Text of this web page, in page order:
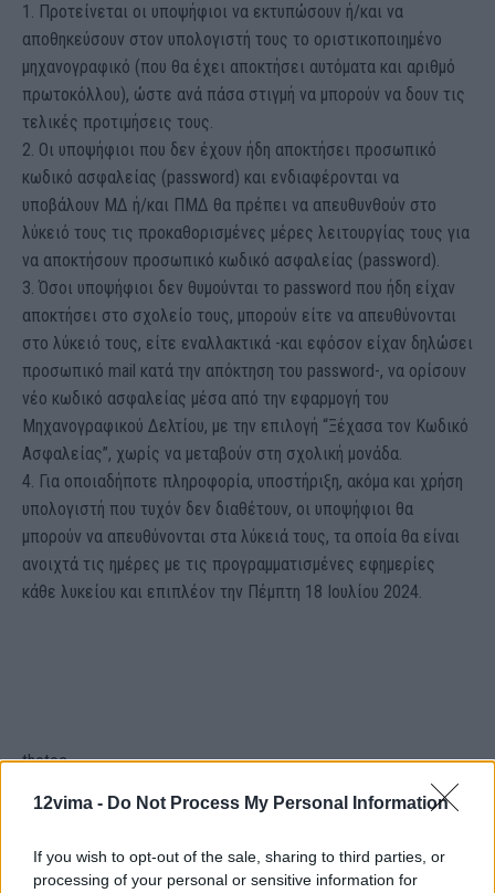
12vima - Do Not Process My Personal Information
If you wish to opt-out of the sale, sharing to third parties, or
processing of your personal or sensitive information for
1. Προτείνεται οι υποψήφιοι να εκτυπώσουν ή/και να
αποθηκεύσουν στον υπολογιστή τους το οριστικοποιημένο
μηχανογραφικό (που θα έχει αποκτήσει αυτόματα και αριθμό
πρωτοκόλλου), ώστε ανά πάσα στιγμή να μπορούν να δουν τις
τελικές προτιμήσεις τους.
2. Οι υποψήφιοι που δεν έχουν ήδη αποκτήσει προσωπικό
κωδικό ασφαλείας (password) και ενδιαφέρονται να
υποβάλουν ΜΔ ή/και ΠΜΔ θα πρέπει να απευθυνθούν στο
λύκειό τους τις προκαθορισμένες μέρες λειτουργίας τους για
να αποκτήσουν προσωπικό κωδικό ασφαλείας (password).
3. Όσοι υποψήφιοι δεν θυμούνται το password που ήδη είχαν
αποκτήσει στο σχολείο τους, μπορούν είτε να απευθύνονται
στο λύκειό τους, είτε εναλλακτικά -και εφόσον είχαν δηλώσει
προσωπικό mail κατά την απόκτηση του password-, να ορίσουν
νέο κωδικό ασφαλείας μέσα από την εφαρμογή του
Μηχανογραφικού Δελτίου, με την επιλογή “Ξέχασα τον Κωδικό
Ασφαλείας”, χωρίς να μεταβούν στη σχολική μονάδα.
4. Για οποιαδήποτε πληροφορία, υποστήριξη, ακόμα και χρήση
υπολογιστή που τυχόν δεν διαθέτουν, οι υποψήφιοι θα
μπορούν να απευθύνονται στα λύκειά τους, τα οποία θα είναι
ανοιχτά τις ημέρες με τις προγραμματισμένες εφημερίες
κάθε λυκείου και επιπλέον την Πέμπτη 18 Ιουλίου 2024.
thetoc